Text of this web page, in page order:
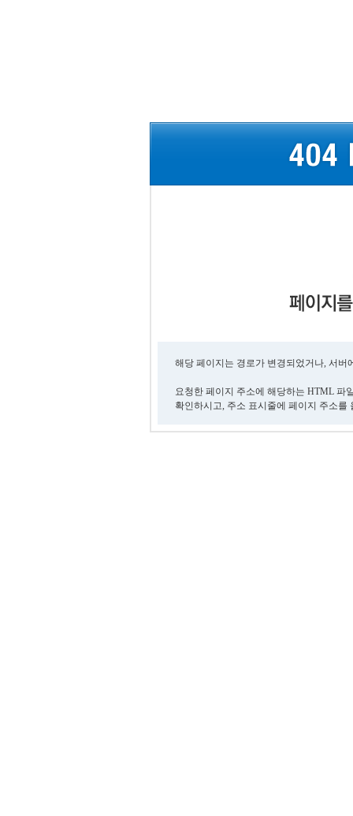
해당 페이지는 경로가 변경되었거나, 서
요청한 페이지 주소에 해당하는 HTML 파
확인하시고, 주소 표시줄에 페이지 주소